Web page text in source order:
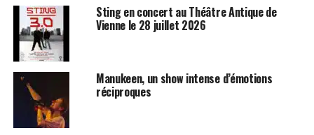
SUJETS ASSOCIÉS: CONCERT FICTION PLANE
ROCK
STING
Sting en concert au Théâtre Antique de
Vienne le 28 juillet 2026
Manukeen, un show intense d’émotions
réciproques